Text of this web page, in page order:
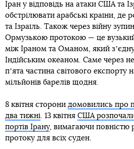
Іран у відповідь на атаки США та
обстрілювати арабські країни, де
та Ізраїль. Також через війну
Ормузькою протокою — це
між Іраном та Оманом, який
Індійським океаном. Саме через
пʼята частина світового експорту
мільйонів барелів щодня.
8 квітня сторони домовились про
два тижні. 13 квітня США
портів Ірану, вимагаючи повністю
протоку для всіх суден.